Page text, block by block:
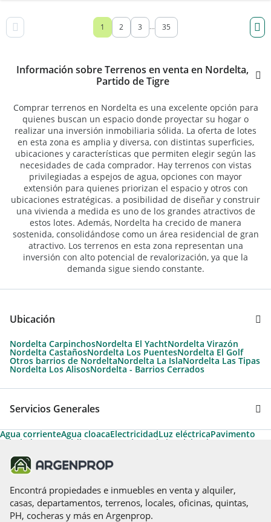
1 2 3 ... 35
Información sobre Terrenos en venta en Nordelta,
Partido de Tigre
Comprar terrenos en Nordelta es una excelente opción para
quienes buscan un espacio donde proyectar su hogar o
realizar una inversión inmobiliaria sólida. La oferta de lotes
en esta zona es amplia y diversa, con distintas superficies,
ubicaciones y características que permiten elegir según las
necesidades de cada comprador. Hay terrenos con vistas
privilegiadas a espejos de agua, opciones con mayor
extensión para quienes priorizan el espacio y otros con
ubicaciones estratégicas. a posibilidad de diseñar y construir
una vivienda a medida es uno de los grandes atractivos de
estos lotes. Además, Nordelta ha crecido de manera
sostenida, consolidándose como un área residencial de gran
atractivo. Los terrenos en esta zona representan una
inversión con alto potencial de revalorización, ya que la
demanda sigue siendo constante.
Ubicación
Nordelta CarpinchosNordelta El YachtNordelta Virazón
Nordelta CastañosNordelta Los PuentesNordelta El Golf
Otros barrios de NordeltaNordelta La IslaNordelta Las Tipas
Nordelta Los AlisosNordelta - Barrios Cerrados
Servicios Generales
Agua corrienteAgua cloacaElectricidadLuz eléctricaPavimento
Arboleda Apto Crédito Temporario Turístico Vivienda
Encontrá propiedades e inmuebles en venta y alquiler,
casas, departamentos, terrenos, locales, oficinas, quintas,
PH, cocheras y más en Argenprop.